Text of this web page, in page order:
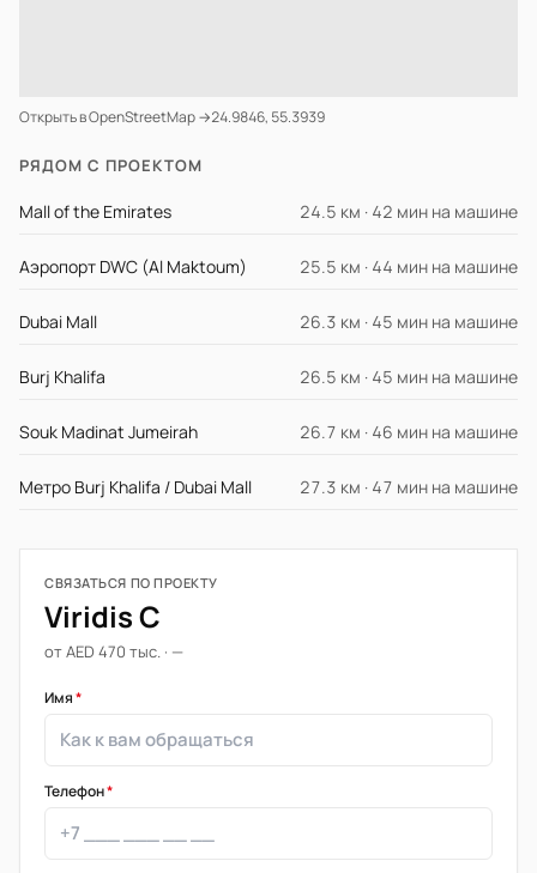
Открыть в OpenStreetMap →24.9846, 55.3939
РЯДОМ С ПРОЕКТОМ
Mall of the Emirates 24.5 км · 42 мин на машине
Аэропорт DWC (Al Maktoum) 25.5 км · 44 мин на машине
Dubai Mall 26.3 км · 45 мин на машине
Burj Khalifa 26.5 км · 45 мин на машине
Souk Madinat Jumeirah 26.7 км · 46 мин на машине
Метро Burj Khalifa / Dubai Mall 27.3 км · 47 мин на машине
СВЯЗАТЬСЯ ПО ПРОЕКТУ
Viridis C
от AED 470 тыс. · —
Имя*
Телефон*